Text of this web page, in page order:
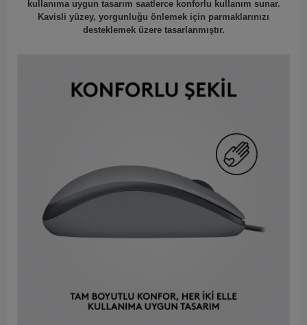
kullanıma uygun tasarım saatlerce konforlu kullanım sunar.
Kavisli yüzey, yorgunluğu önlemek için parmaklarınızı
desteklemek üzere tasarlanmıştır.